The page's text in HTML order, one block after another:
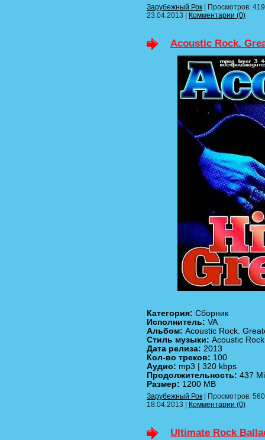
Зарубежный Рок | Просмотров:
23.04.2013 | Комментарии (0)
Acoustic Rock.
Категория: Сборник
Исполнитель: VA
Альбом: Acoustic Rock.
Стиль музыки: Acoustic
Дата релиза: 2013
Кол-во треков: 100
Аудио: mp3 | 320 kbps
Продолжительность: 437
Размер: 1200 MB
Зарубежный Рок | Просмотров:
18.04.2013 | Комментарии (0)
Ultimate Rock